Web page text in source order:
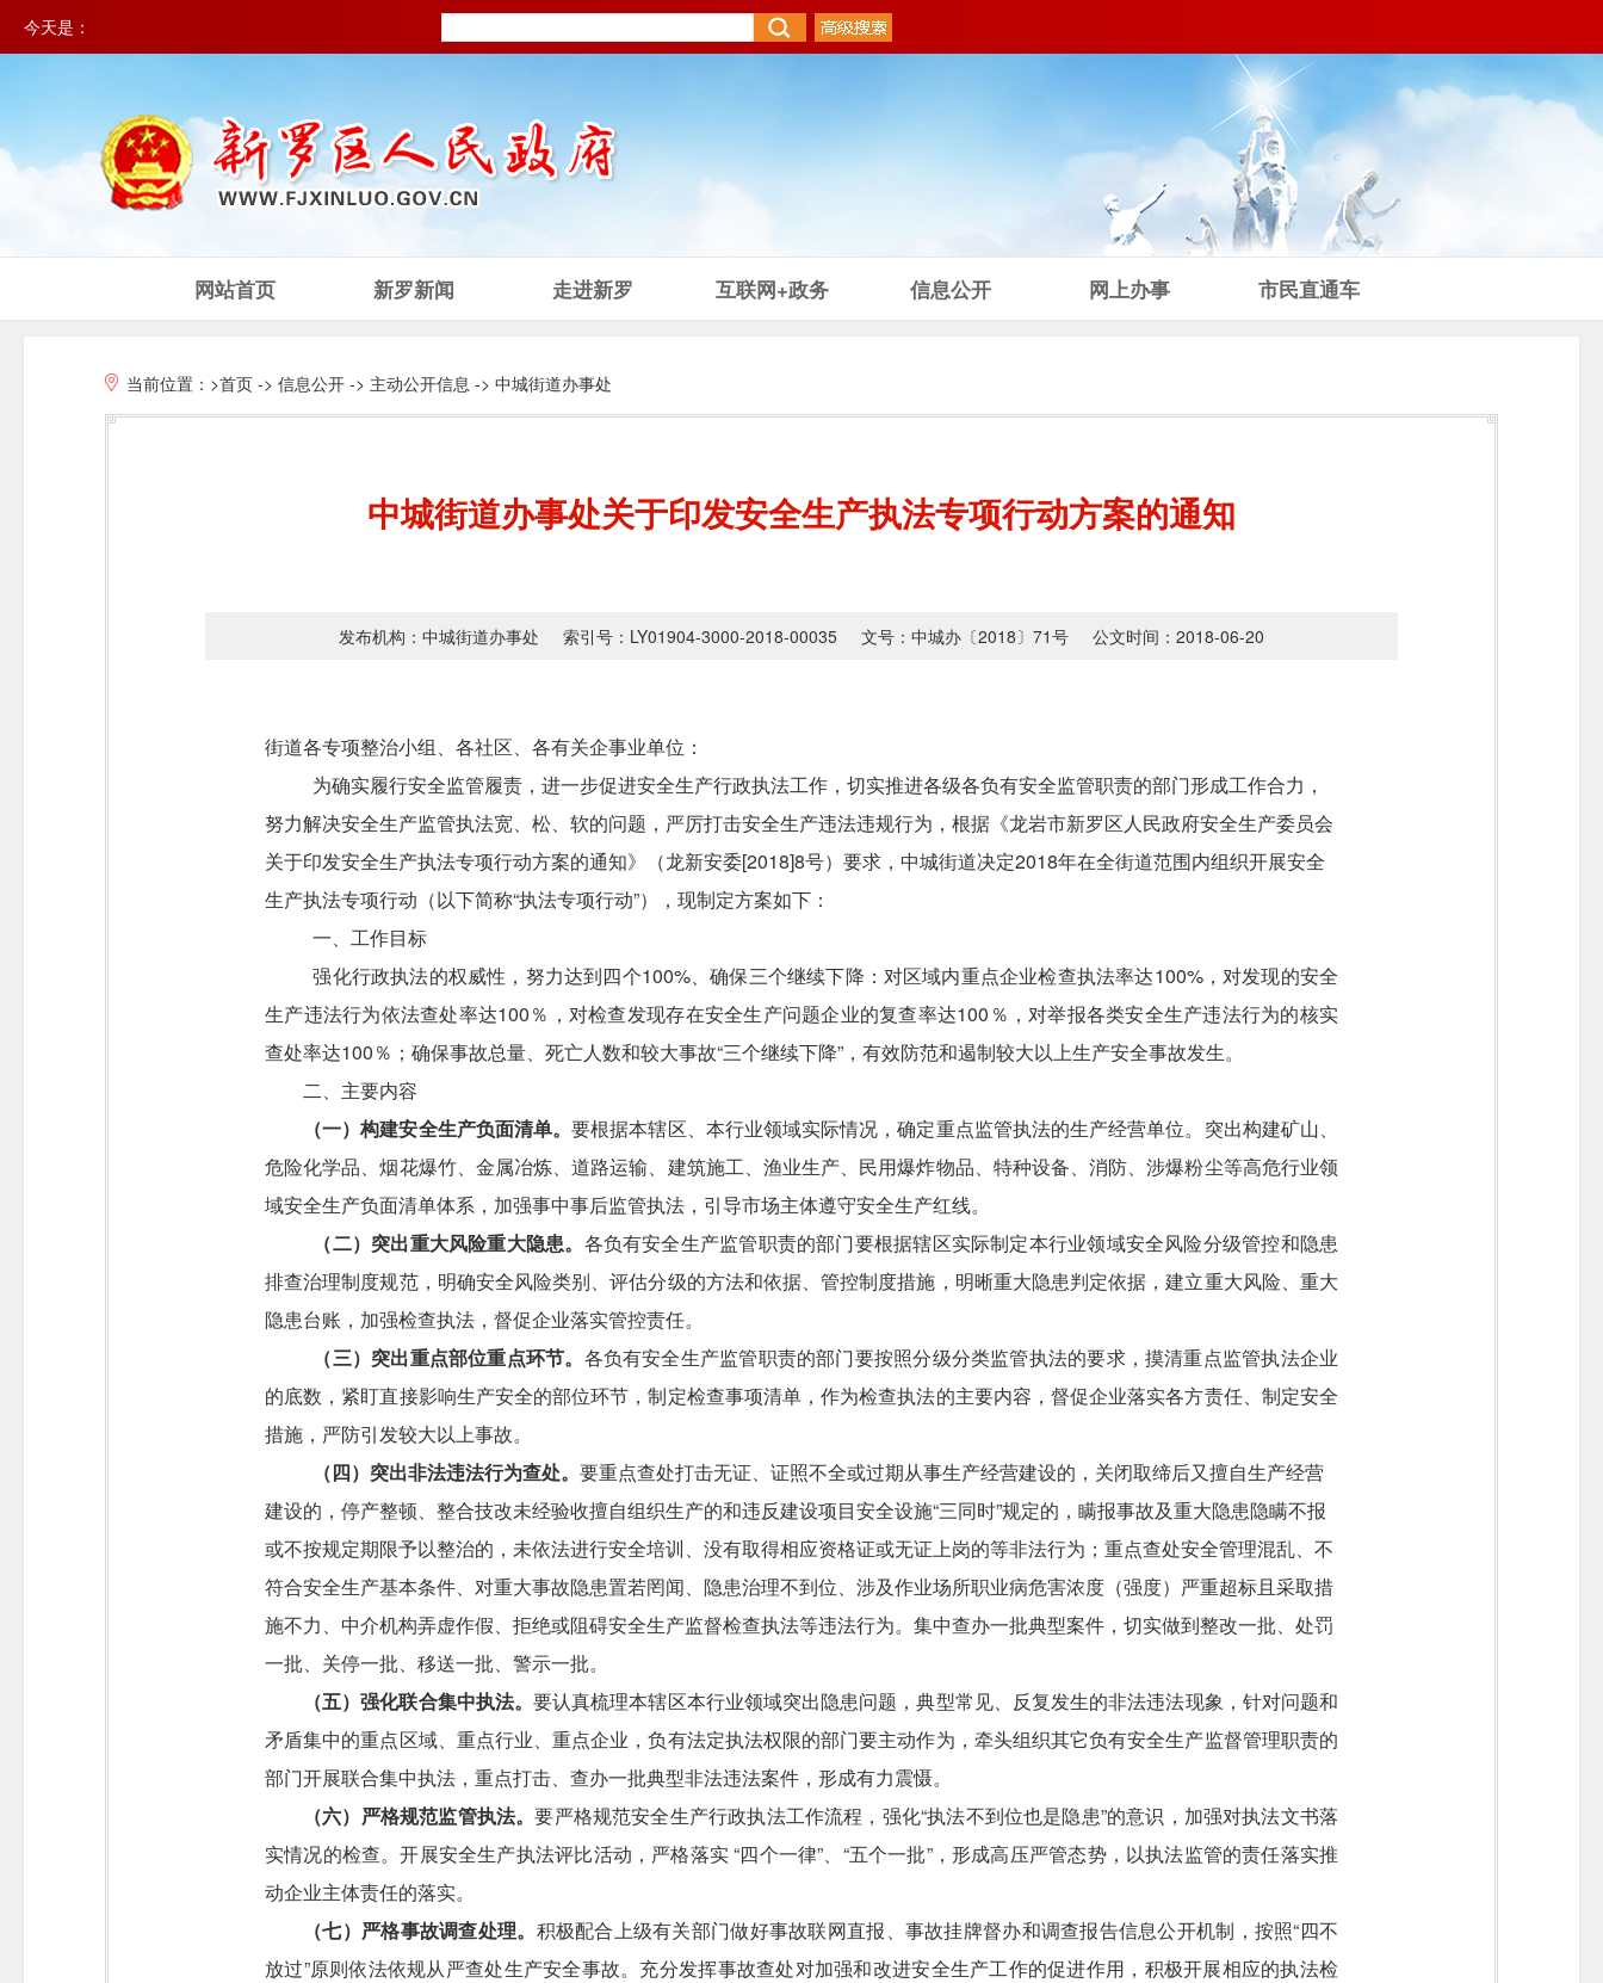
今天是：
网站首页 新罗新闻 走进新罗 互联网+政务 信息公开 网上办事 市民直通车
当前位置： >首页 -> 信息公开 -> 主动公开信息 -> 中城街道办事处
中城街道办事处关于印发安全生产执法专项行动方案的通知
发布机构：中城街道办事处 索引号：LY01904-3000-2018-00035 文号：中城办〔2018〕71号 公文时间：2018-06-20
街道各专项整治小组、各社区、各有关企事业单位：
为确实履行安全监管履责，进一步促进安全生产行政执法工作，切实推进各级各负有安全监管职责的部门形成工作合力，
努力解决安全生产监管执法宽、松、软的问题，严厉打击安全生产违法违规行为，根据《龙岩市新罗区人民政府安全生产委员会
关于印发安全生产执法专项行动方案的通知》（龙新安委[2018]8号）要求，中城街道决定2018年在全街道范围内组织开展安全
生产执法专项行动（以下简称“执法专项行动”），现制定方案如下：
一、工作目标
强化行政执法的权威性，努力达到四个100%、确保三个继续下降：对区域内重点企业检查执法率达100%，对发现的安全
生产违法行为依法查处率达100％，对检查发现存在安全生产问题企业的复查率达100 ％，对举报各类安全生产违法行为的核实
查处率达100％；确保事故总量、死亡人数和较大事故“三个继续下降”，有效防范和遏制较大以上生产安全事故发生。
二、主要内容
（一）构建安全生产负面清单。要根据本辖区、本行业领域实际情况，确定重点监管执法的生产经营单位。突出构建矿山、
危险化学品、烟花爆竹、金属冶炼、道路运输、建筑施工、渔业生产、民用爆炸物品、特种设备、消防、涉爆粉尘等高危行业领
域安全生产负面清单体系，加强事中事后监管执法，引导市场主体遵守安全生产红线。
（二）突出重大风险重大隐患。 各负有安全生产监管职责的部门要根据辖区实际制定本行业领域安全风险分级管控和隐患
排查治理制度规范，明确安全风险类别、评估分级的方法和依据、管控制度措施，明晰重大隐患判定依据，建立重大风险、重大
隐患台账，加强检查执法，督促企业落实管控责任。
（三）突出重点部位重点环节。 各负有安全生产监管职责的部门要按照分级分类监管执法的要求，摸清重点监管执法企业
的底数，紧盯直接影响生产安全的部位环节，制定检查事项清单，作为检查执法的主要内容，督促企业落实各方责任、制定安全
措施，严防引发较大以上事故。
（四）突出非法违法行为查处。要重点查处打击无证、证照不全或过期从事生产经营建设的，关闭取缔后又擅自生产经营
建设的，停产整顿、整合技改未经验收擅自组织生产的和违反建设项目安全设施“三同时”规定的，瞒报事故及重大隐患隐瞒不报
或不按规定期限予以整治的，未依法进行安全培训、没有取得相应资格证或无证上岗的等非法行为；重点查处安全管理混乱、不
符合安全生产基本条件、对重大事故隐患置若罔闻、隐患治理不到位、涉及作业场所职业病危害浓度（强度）严重超标且采取措
施不力、中介机构弄虚作假、拒绝或阻碍安全生产监督检查执法等违法行为。集中查办一批典型案件，切实做到整改一批、处罚
一批、关停一批、移送一批、警示一批。
（五）强化联合集中执法。要认真梳理本辖区本行业领域突出隐患问题，典型常见、反复发生的非法违法现象，针对问题和
矛盾集中的重点区域、重点行业、重点企业，负有法定执法权限的部门要主动作为，牵头组织其它负有安全生产监督管理职责的
部门开展联合集中执法，重点打击、查办一批典型非法违法案件，形成有力震慑。
（六）严格规范监管执法。要严格规范安全生产行政执法工作流程，强化“执法不到位也是隐患”的意识，加强对执法文书落
实情况的检查。开展安全生产执法评比活动，严格落实 “四个一律”、“五个一批”，形成高压严管态势，以执法监管的责任落实推
动企业主体责任的落实。
（七）严格事故调查处理。 积极配合上级有关部门做好事故联网直报、事故挂牌督办和调查报告信息公开机制，按照“四不
放过”原则依法依规从严查处生产安全事故。充分发挥事故查处对加强和改进安全生产工作的促进作用，积极开展相应的执法检